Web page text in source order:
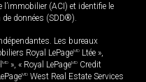
(ACI) et identifie le
données (SDD®).
Les bureaux
Royal LePageMD Ltée »,
MD », « Royal LePageMD Credit
MD West Real Estate Services